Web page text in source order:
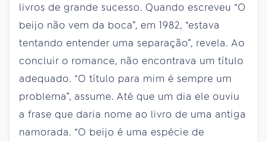
livros de grande sucesso. Quando escreveu “O
beijo não vem da boca”, em 1982, “estava
tentando entender uma separação”, revela. Ao
concluir o romance, não encontrava um título
adequado. “O título para mim é sempre um
problema”, assume. Até que um dia ele ouviu
a frase que daria nome ao livro de uma antiga
namorada. “O beijo é uma espécie de